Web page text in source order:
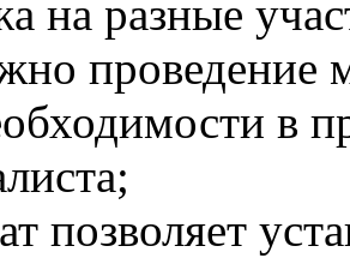
на разные
проведение
в
позволяет